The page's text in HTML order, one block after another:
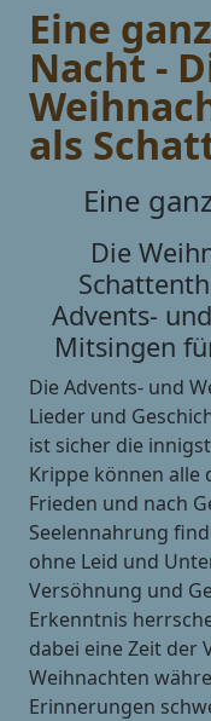
Eine
Nacht -
als
Eine
Die
Advents-
Mitsingen
Die Advents- und
Lieder und
ist sicher die
Krippe können alle
Frieden und nach
Seelennahrung
ohne Leid und
Versöhnung und
Erkenntnis
dabei eine Zeit
Weihnachten
Erinnerungen